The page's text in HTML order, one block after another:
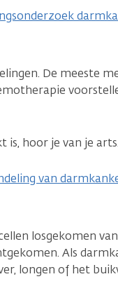
De meeste
is, hoor je van je arts.
van
losgekomen
Als
longen of het